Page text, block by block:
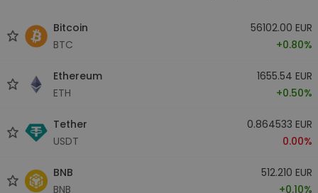
Bitcoin
BTC
56102.00 EUR
+0.80%
Ethereum
ETH
1655.54 EUR
+0.50%
Tether
USDT
0.864533 EUR
0.00%
BNB
BNB
512.210 EUR
+0.10%